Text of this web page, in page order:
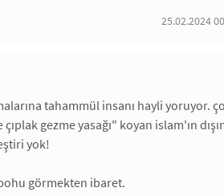
25.02.2024
tahammül insanı hayli yoruyor.
gezme yasağı" koyan islam'ın
yok!
görmekten ibaret.